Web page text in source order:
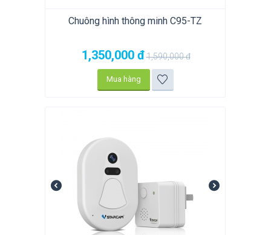
Chuông hình thông minh C95-TZ
1,350,000 đ1,590,000đ
Mua hàng